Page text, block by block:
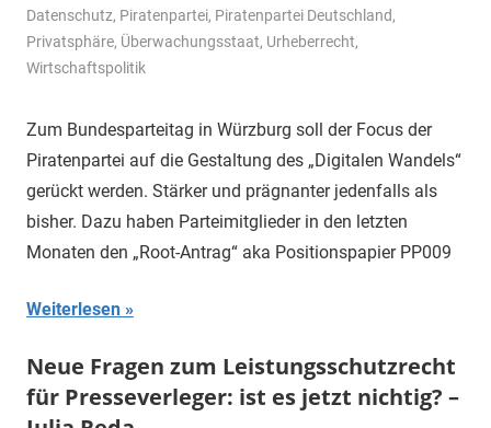
Datenschutz, Piratenpartei, Piratenpartei Deutschland,
Privatsphäre, Überwachungsstaat, Urheberrecht,
Wirtschaftspolitik
Zum Bundesparteitag in Würzburg soll der Focus der
Piratenpartei auf die Gestaltung des „Digitalen Wandels“
gerückt werden. Stärker und prägnanter jedenfalls als
bisher. Dazu haben Parteimitglieder in den letzten
Monaten den „Root-Antrag“ aka Positionspapier PP009
Weiterlesen
Neue Fragen zum Leistungsschutzrecht
für Presseverleger: ist es jetzt nichtig? –